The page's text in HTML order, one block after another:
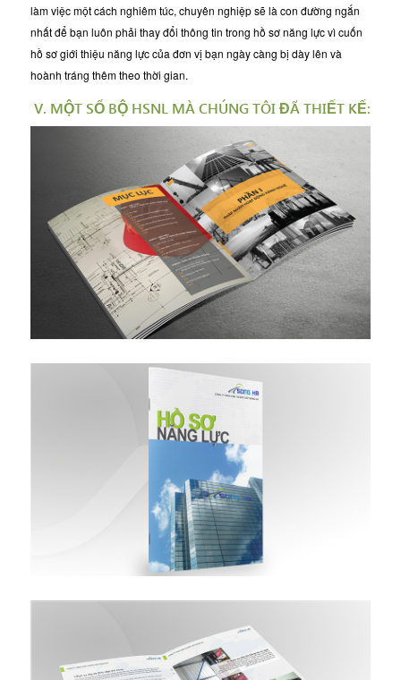
làm việc một cách nghiêm túc, chuyên nghiệp sẽ là con đường ngắn
nhất để bạn luôn phải thay đổi thông tin trong hồ sơ năng lực vì cuốn
hồ sơ giới thiệu năng lực của đơn vị bạn ngày càng bị dày lên và
hoành tráng thêm theo thời gian.
V. MỘT SỐ BỘ HSNL MÀ CHÚNG TÔI ĐÃ THIẾT KẾ: